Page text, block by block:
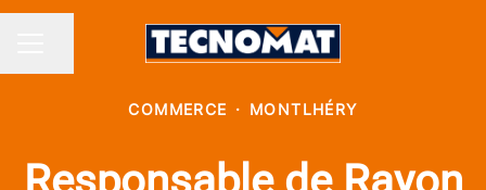
MENU CARRIÈRE
Partager la page
COMMERCE · MONTLHÉRY